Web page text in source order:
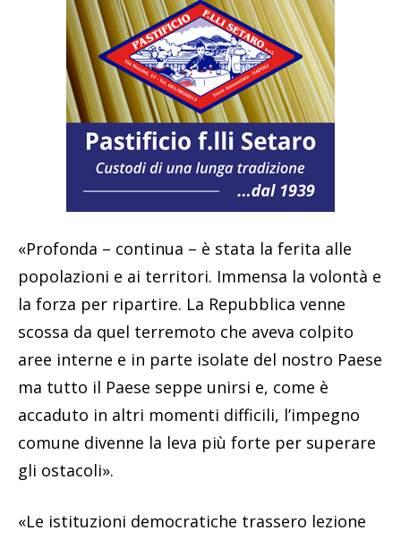
«Profonda – continua – è stata la ferita alle
popolazioni e ai territori. Immensa la volontà e
la forza per ripartire. La Repubblica venne
scossa da quel terremoto che aveva colpito
aree interne e in parte isolate del nostro Paese
ma tutto il Paese seppe unirsi e, come è
accaduto in altri momenti difficili, l’impegno
comune divenne la leva più forte per superare
gli ostacoli».​
«Le istituzioni democratiche trassero lezione